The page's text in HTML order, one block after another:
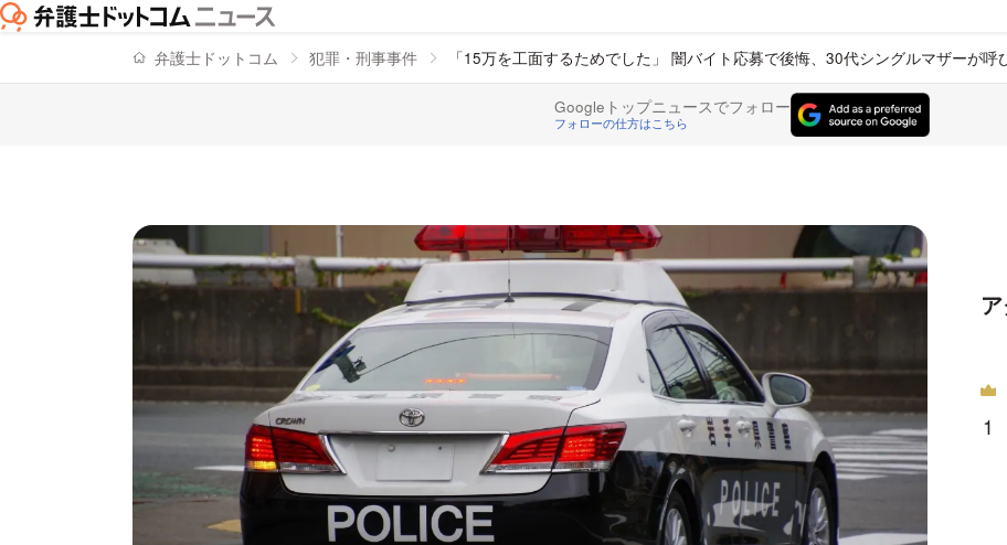
弁護士ドットコム 犯罪・刑事事件 「15万を工面するためでした」 闇バイト応募で後悔、30代シングルマザーが
Googleトップニュースでフォロー
フォローの仕方はこちら